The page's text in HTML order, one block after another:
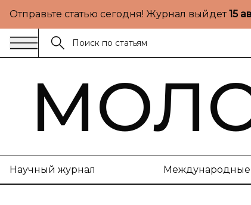
Отправьте статью сегодня! Журнал выйдет15
Научный журнал